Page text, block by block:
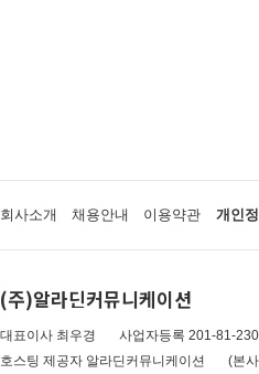
회사소개 채용안내 이용약관 개인
(주)알라딘커뮤니케이션
대표이사 최우경 사업자등록 201-81-
호스팅 제공자 알라딘커뮤니케이션
(본